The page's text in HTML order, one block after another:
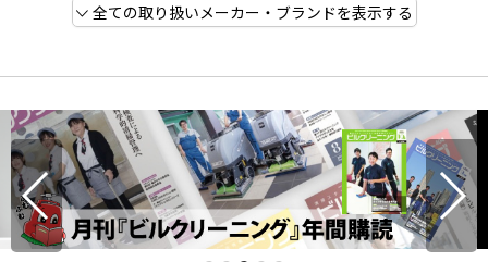
全ての取り扱いメーカー・ブランドを表示する